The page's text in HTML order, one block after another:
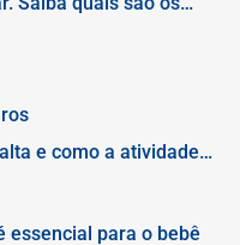
e como a atividade
essencial para o bebê